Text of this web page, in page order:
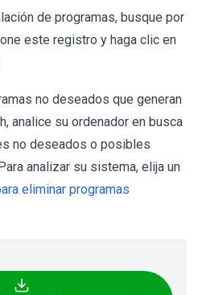
de programas, busque por
este registro y haga clic en
no deseados que generan
analice su ordenador en busca
no deseados o posibles
analizar su sistema, elija un
eliminar programas